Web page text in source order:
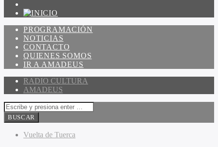
PROGRAMACIÓN
NOTICIAS
CONTACTO
QUIENES SOMOS
IR A AMADEUS
RADIO CULTURA
AMADEUS
Vuelta de Tuerca